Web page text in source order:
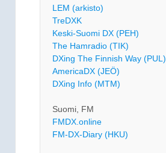
LEM (arkisto)
TreDXK
Keski-Suomi DX (PEH)
The Hamradio (TIK)
DXing The Finnish Way (PUL)
AmericaDX (JEÖ)
DXing Info (MTM)
Suomi, FM
FMDX.online
FM-DX-Diary (HKU)